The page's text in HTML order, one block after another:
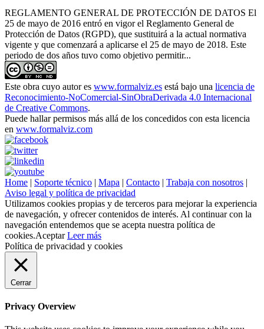
REGLAMENTO GENERAL DE PROTECCIÓN DE DATOS El
25 de mayo de 2016 entró en vigor el Reglamento General de
Protección de Datos (RGPD), que sustituirá a la actual normativa
vigente y que comenzará a aplicarse el 25 de mayo de 2018. Este
periodo de dos años tuvo como objetivo permitir...
Este obra cuyo autor es www.formalviz.es está bajo una licencia de
Reconocimiento-NoComercial-SinObraDerivada 4.0 Internacional
de Creative Commons.
Puede hallar permisos más allá de los concedidos con esta licencia
en www.formalviz.com
Home | Soporte técnico | Mapa | Contacto | Trabaja con nosotros |
Aviso legal y política de privacidad
Utilizamos cookies propias y de terceros para mejorar la experiencia
de navegación, y ofrecer contenidos de interés. Al continuar con la
navegación entendemos que se acepta nuestra política de
cookies.Aceptar Leer más
Política de privacidad y cookies
Cerrar
Privacy Overview